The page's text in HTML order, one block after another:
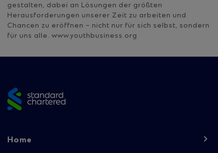
gestalten, dabei an Lösungen der größten
Herausforderungen unserer Zeit zu arbeiten und
Chancen zu eröffnen – nicht nur für sich selbst, sondern
für uns alle. www.youthbusiness.org
Footer
Home